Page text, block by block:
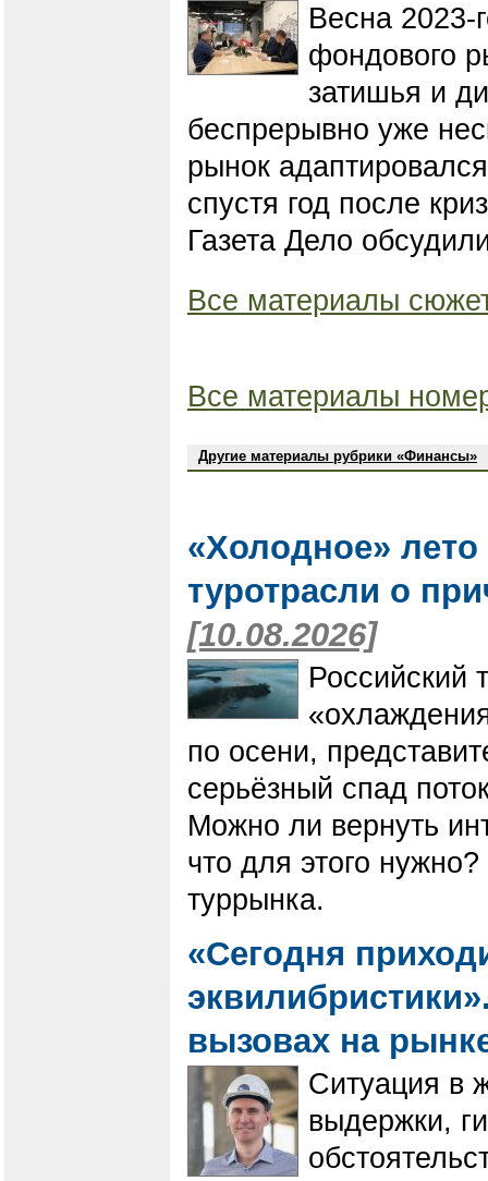
Весна 2023-
фондового
затишья и
беспрерывно уже
рынок
спустя год после
Газета Дело
Все материалы
Все материалы
Другие материалы рубрики «Финансы»
«Холодное»
туротрасли о
[10.08.2026]
Российский
по осени,
серьёзный спад
Можно ли вернуть
что для этого
туррынка.
«Сегодня
вызовах на
Ситуация в
выдержки,